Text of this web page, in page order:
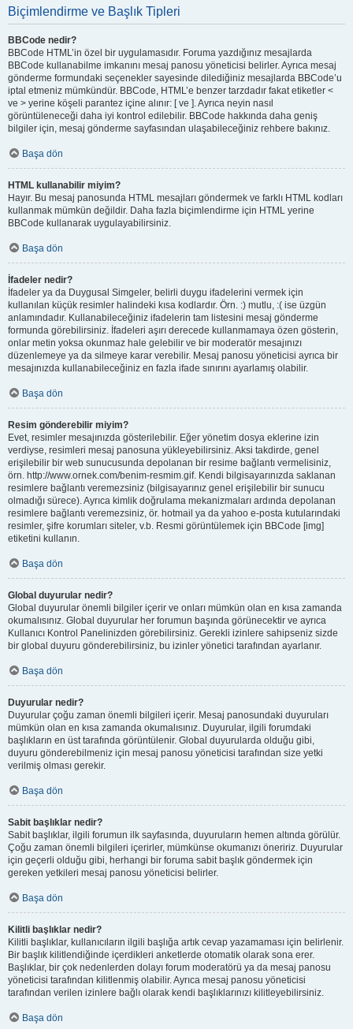
Biçimlendirme ve Başlık Tipleri
BBCode nedir?
BBCode HTML’in özel bir uygulamasıdır. Foruma yazdığınız mesajlarda
BBCode kullanabilme imkanını mesaj panosu yöneticisi belirler. Ayrıca mesaj
gönderme formundaki seçenekler sayesinde dilediğiniz mesajlarda BBCode’u
iptal etmeniz mümkündür. BBCode, HTML’e benzer tarzdadır fakat etiketler <
ve > yerine köşeli parantez içine alınır: [ ve ]. Ayrıca neyin nasıl
görüntüleneceği daha iyi kontrol edilebilir. BBCode hakkında daha geniş
bilgiler için, mesaj gönderme sayfasından ulaşabileceğiniz rehbere bakınız.
Başa dön
HTML kullanabilir miyim?
Hayır. Bu mesaj panosunda HTML mesajları göndermek ve farklı HTML kodları
kullanmak mümkün değildir. Daha fazla biçimlendirme için HTML yerine
BBCode kullanarak uygulayabilirsiniz.
Başa dön
İfadeler nedir?
İfadeler ya da Duygusal Simgeler, belirli duygu ifadelerini vermek için
kullanılan küçük resimler halindeki kısa kodlardır. Örn. :) mutlu, :( ise üzgün
anlamındadır. Kullanabileceğiniz ifadelerin tam listesini mesaj gönderme
formunda görebilirsiniz. İfadeleri aşırı derecede kullanmamaya özen gösterin,
onlar metin yoksa okunmaz hale gelebilir ve bir moderatör mesajınızı
düzenlemeye ya da silmeye karar verebilir. Mesaj panosu yöneticisi ayrıca bir
mesajınızda kullanabileceğiniz en fazla ifade sınırını ayarlamış olabilir.
Başa dön
Resim gönderebilir miyim?
Evet, resimler mesajınızda gösterilebilir. Eğer yönetim dosya eklerine izin
verdiyse, resimleri mesaj panosuna yükleyebilirsiniz. Aksi takdirde, genel
erişilebilir bir web sunucusunda depolanan bir resime bağlantı vermelisiniz,
örn. http://www.ornek.com/benim-resmim.gif. Kendi bilgisayarınızda saklanan
resimlere bağlantı veremezsiniz (bilgisayarınız genel erişilebilir bir sunucu
olmadığı sürece). Ayrıca kimlik doğrulama mekanizmaları ardında depolanan
resimlere bağlantı veremezsiniz, ör. hotmail ya da yahoo e-posta kutularındaki
resimler, şifre korumları siteler, v.b. Resmi görüntülemek için BBCode [img]
etiketini kullanın.
Başa dön
Global duyurular nedir?
Global duyurular önemli bilgiler içerir ve onları mümkün olan en kısa zamanda
okumalısınız. Global duyurular her forumun başında görünecektir ve ayrıca
Kullanıcı Kontrol Panelinizden görebilirsiniz. Gerekli izinlere sahipseniz sizde
bir global duyuru gönderebilirsiniz, bu izinler yönetici tarafından ayarlanır.
Başa dön
Duyurular nedir?
Duyurular çoğu zaman önemli bilgileri içerir. Mesaj panosundaki duyuruları
mümkün olan en kısa zamanda okumalısınız. Duyurular, ilgili forumdaki
başlıkların en üst tarafında görüntülenir. Global duyurularda olduğu gibi,
duyuru gönderebilmeniz için mesaj panosu yöneticisi tarafından size yetki
verilmiş olması gerekir.
Başa dön
Sabit başlıklar nedir?
Sabit başlıklar, ilgili forumun ilk sayfasında, duyuruların hemen altında görülür.
Çoğu zaman önemli bilgileri içerirler, mümkünse okumanızı öneririz. Duyurular
için geçerli olduğu gibi, herhangi bir foruma sabit başlık göndermek için
gereken yetkileri mesaj panosu yöneticisi belirler.
Başa dön
Kilitli başlıklar nedir?
Kilitli başlıklar, kullanıcıların ilgili başlığa artık cevap yazamaması için belirlenir.
Bir başlık kilitlendiğinde içerdikleri anketlerde otomatik olarak sona erer.
Başlıklar, bir çok nedenlerden dolayı forum moderatörü ya da mesaj panosu
yöneticisi tarafından kilitlenmiş olabilir. Ayrıca mesaj panosu yöneticisi
tarafından verilen izinlere bağlı olarak kendi başlıklarınızı kilitleyebilirsiniz.
Başa dön